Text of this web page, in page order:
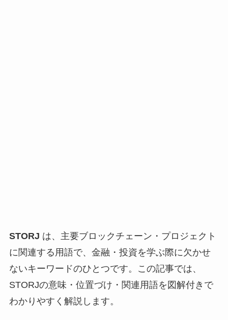
STORJ は、主要ブロックチェーン・プロジェクト
に関連する用語で、金融・投資を学ぶ際に欠かせ
ないキーワードのひとつです。この記事では、
STORJの意味・位置づけ・関連用語を図解付きで
わかりやすく解説します。